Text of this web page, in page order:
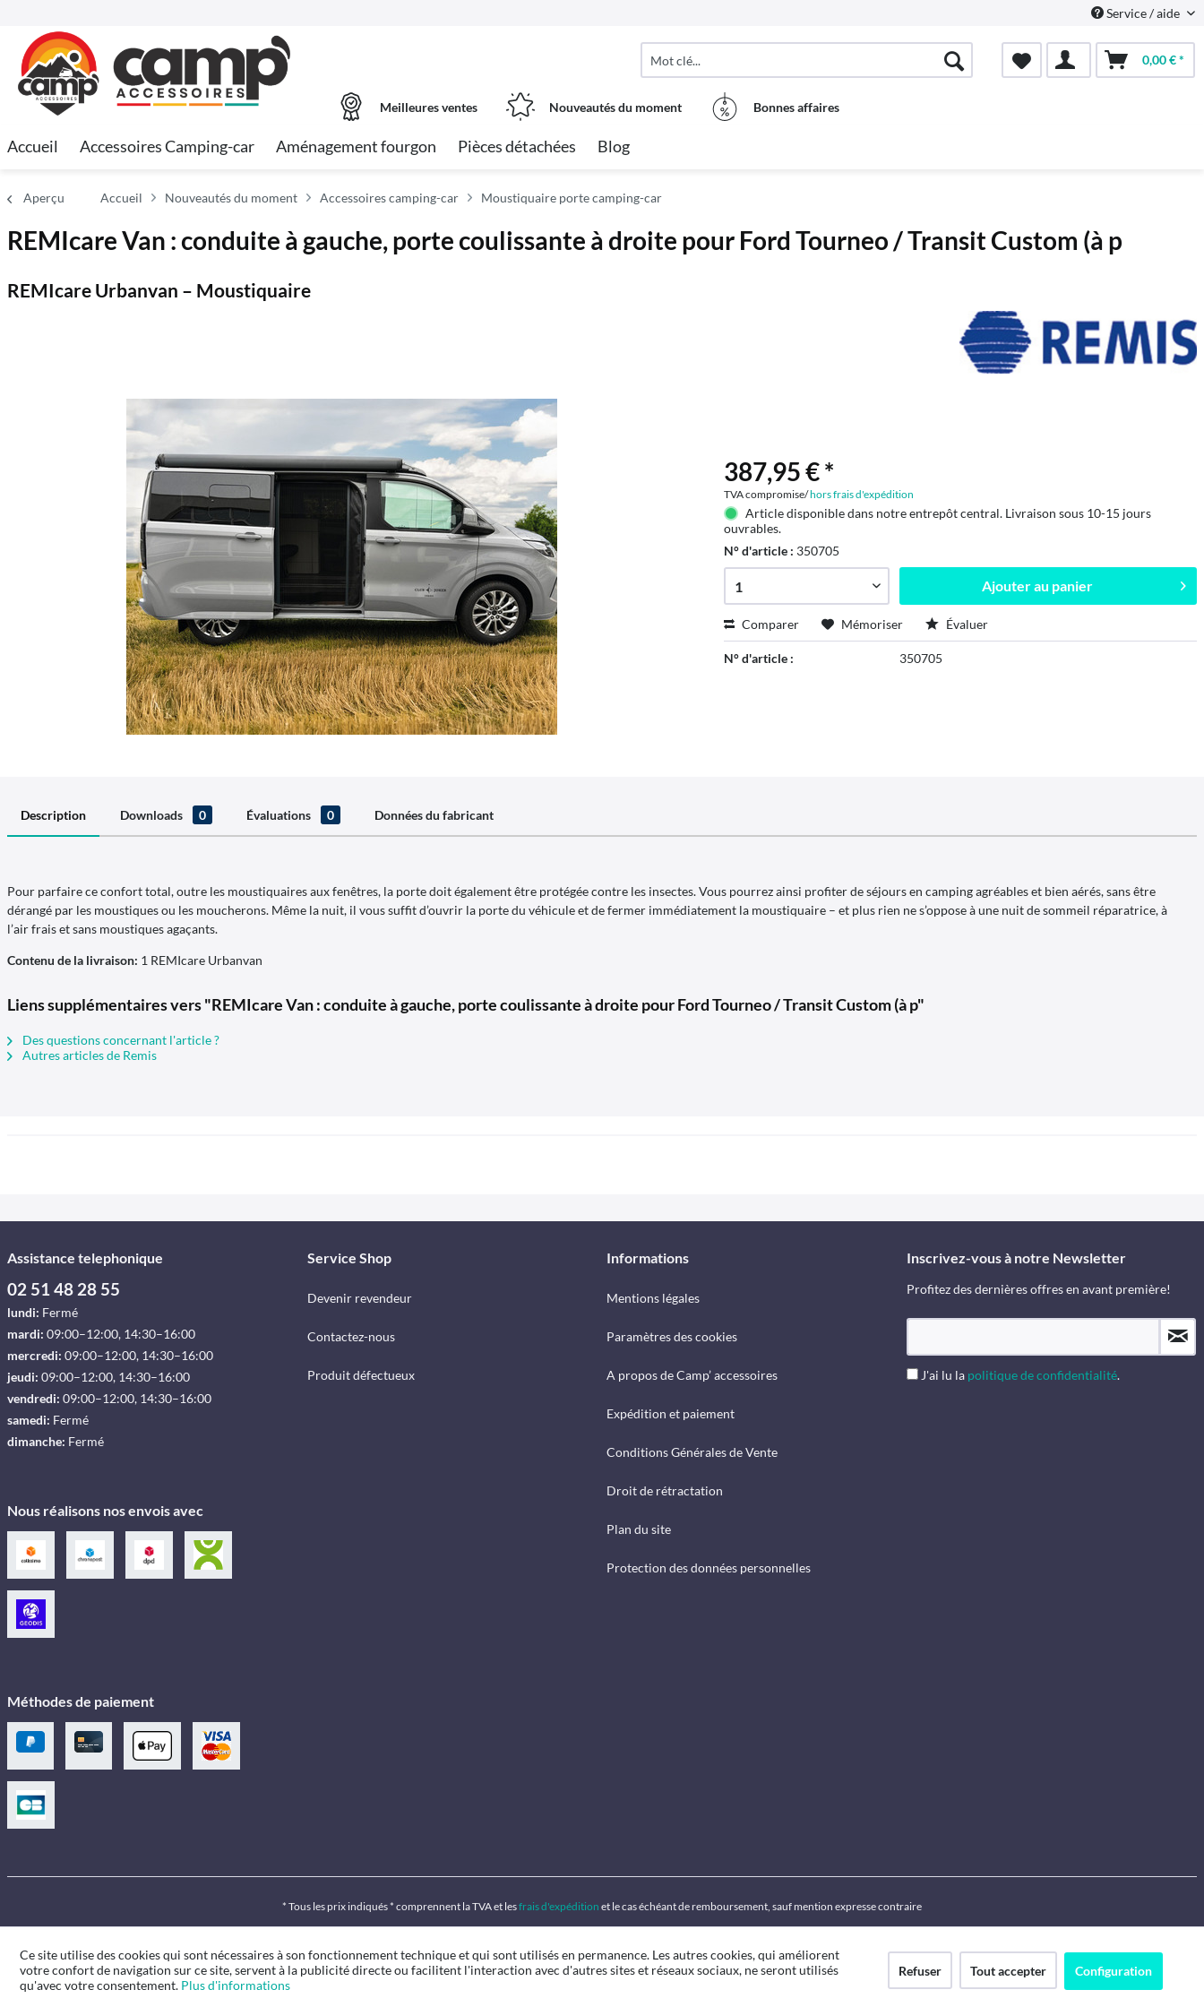
Service / aide
0,00 € *
Meilleures ventes Nouveautés du moment Bonnes affaires
Accueil Accessoires Camping-car Aménagement fourgon Pièces détachées Blog
Aperçu Accueil Nouveautés du moment Accessoires camping-car Moustiquaire porte camping-car
REMIcare Van : conduite à gauche, porte coulissante à droite pour Ford Tourneo / Transit Custom (à p
REMIcare Urbanvan – Moustiquaire
387,95 € *
TVA compromise/hors frais d'expédition
Article disponible dans notre entrepôt central. Livraison sous 10-15 jours
ouvrables.
N° d'article : 350705
Ajouter au panier
Comparer Mémoriser Évaluer
N° d'article : 350705
Description Downloads 0 Évaluations 0 Données du fabricant
Pour parfaire ce confort total, outre les moustiquaires aux fenêtres, la porte doit également être protégée contre les insectes. Vous pourrez ainsi profiter de séjours en camping agréables et bien aérés, sans être
dérangé par les moustiques ou les moucherons. Même la nuit, il vous suffit d’ouvrir la porte du véhicule et de fermer immédiatement la moustiquaire – et plus rien ne s’oppose à une nuit de sommeil réparatrice, à
l’air frais et sans moustiques agaçants.
Contenu de la livraison: 1 REMIcare Urbanvan
Liens supplémentaires vers "REMIcare Van : conduite à gauche, porte coulissante à droite pour Ford Tourneo / Transit Custom (à p"
Des questions concernant l'article ?
Autres articles de Remis
Assistance telephonique
02 51 48 28 55
lundi: Fermé
mardi: 09:00–12:00, 14:30–16:00
mercredi: 09:00–12:00, 14:30–16:00
jeudi: 09:00–12:00, 14:30–16:00
vendredi: 09:00–12:00, 14:30–16:00
samedi: Fermé
dimanche: Fermé
Nous réalisons nos envois avec
Méthodes de paiement
Service Shop
Devenir revendeur
Contactez-nous
Produit défectueux
Informations
Mentions légales
Paramètres des cookies
A propos de Camp’ accessoires
Expédition et paiement
Conditions Générales de Vente
Droit de rétractation
Plan du site
Protection des données personnelles
Inscrivez-vous à notre Newsletter
Profitez des dernières offres en avant première!
J'ai lu la politique de confidentialité.
* Tous les prix indiqués * comprennent la TVA et lesfrais d'expédition et le cas échéant de remboursement, sauf mention expresse contraire
Ce site utilise des cookies qui sont nécessaires à son fonctionnement technique et qui sont utilisés en permanence. Les autres cookies, qui améliorent
votre confort de navigation sur ce site, servent à la publicité directe ou facilitent l'interaction avec d'autres sites et réseaux sociaux, ne seront utilisés
qu'avec votre consentement. Plus d'informations
Refuser Tout accepter Configuration